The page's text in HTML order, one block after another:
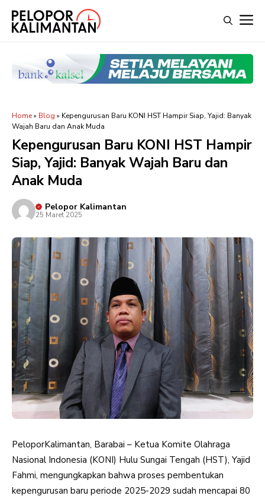
Home» Blog » Kepengurusan Baru KONI HST Hampir Siap, Yajid: Banyak
Wajah Baru dan Anak Muda
Kepengurusan Baru KONI HST Hampir
Siap, Yajid: Banyak Wajah Baru dan
Anak Muda
Pelopor Kalimantan
25 Maret 2025
PeloporKalimantan, Barabai – Ketua Komite Olahraga
Nasional Indonesia (KONI) Hulu Sungai Tengah (HST), Yajid
Fahmi, mengungkapkan bahwa proses pembentukan
kepengurusan baru periode 2025-2029 sudah mencapai 80